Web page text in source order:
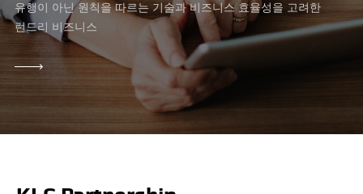
유행이 아닌 원칙을 따르는 기술과 비즈니스 효율성을 고려한
런드리 비즈니스
LEARN